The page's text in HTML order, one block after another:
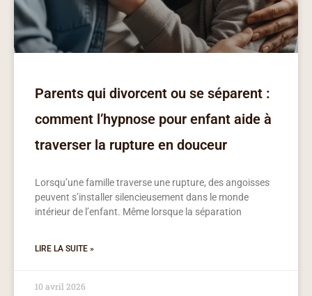
Parents qui divorcent ou se séparent :
comment l’hypnose pour enfant aide à
traverser la rupture en douceur
Lorsqu’une famille traverse une rupture, des angoisses
peuvent s’installer silencieusement dans le monde
intérieur de l’enfant. Même lorsque la séparation
LIRE LA SUITE »
10 avril 2026